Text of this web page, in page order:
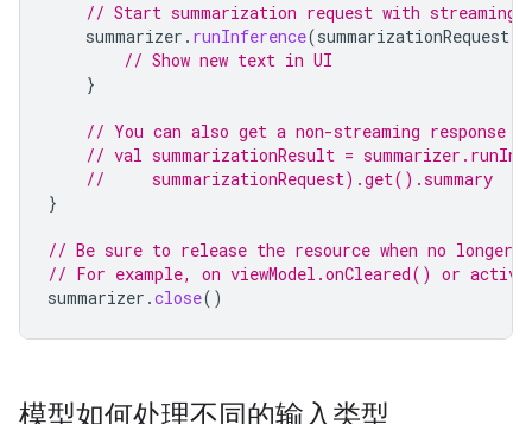
// Start summarization request with streaming
summarizer . runInference(summarizationRequest
// Show new text in UI
}
// You can also get a non-streaming response
// val summarizationResult =
//     summarizationRequest).get().summary
}
// Be sure to release the resource when no longer
// For example, on viewModel.onCleared() or
summarizer .close()
模型如何处理不同的输入类型